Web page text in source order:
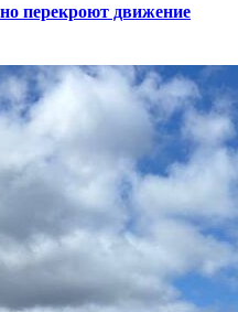
перекроют движение